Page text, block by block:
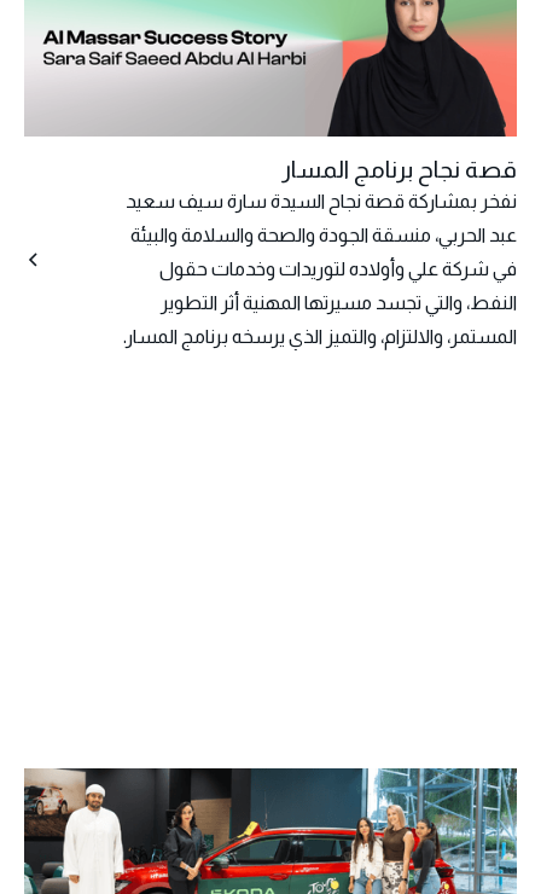
قصة نجاح برنامج المسار
نفخر بمشاركة قصة نجاح السيدة سارة سيف سعيد
عبد الحربي، منسقة الجودة والصحة والسلامة والبيئة
في شركة علي وأولاده لتوريدات وخدمات حقول
النفط، والتي تجسد مسيرتها المهنية أثر التطوير
المستمر، والالتزام، والتميز الذي يرسخه برنامج المسار.